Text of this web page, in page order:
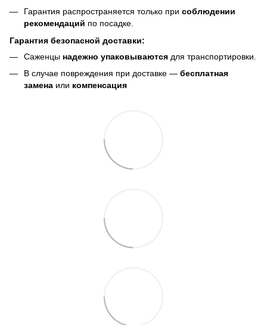
Гарантия распространяется только при соблюдении
рекомендаций по посадке.
Гарантия безопасной доставки:
Саженцы надежно упаковываются для транспортировки.
В случае повреждения при доставке — бесплатная
замена или компенсация